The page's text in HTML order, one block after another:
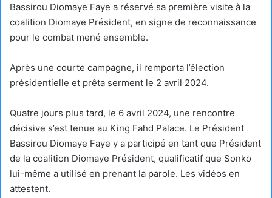
Bassirou Diomaye Faye a réservé sa première visite à la
coalition Diomaye Président, en signe de reconnaissance
pour le combat mené ensemble.
Après une courte campagne, il remporta l’élection
présidentielle et prêta serment le 2 avril 2024.
Quatre jours plus tard, le 6 avril 2024, une rencontre
décisive s’est tenue au King Fahd Palace. Le Président
Bassirou Diomaye Faye y a participé en tant que Président
de la coalition Diomaye Président, qualificatif que Sonko
lui-même a utilisé en prenant la parole. Les vidéos en
attestent.